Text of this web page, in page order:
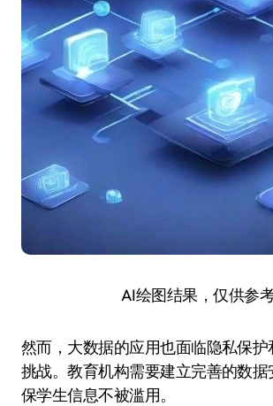
AI绘图结果，仅供参
然而，大数据的应用也面临隐私保
挑战。教育机构需要建立完善的数
保学生信息不被滥用。